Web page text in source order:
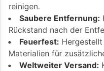
reinigen.
Saubere Entfernung:
Rückstand nach der
Feuerfest:
Materialien für
Weltweiter Versand: